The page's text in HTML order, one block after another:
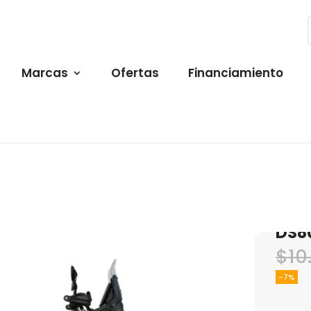
Marcas Ofertas Financiamiento
$
-7%